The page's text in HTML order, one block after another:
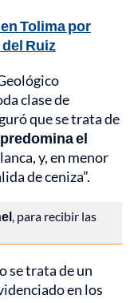
Tolima por
Ruiz
clase de
que se trata de
el
y, en menor
de ceniza”.
, para recibir las
se trata de un
en los